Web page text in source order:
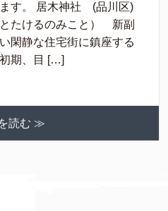
す。 居木神社 (品川区)
たけるのみこと） 新副
閑静な住宅街に鎮座する
期、目 […]
読む ≫